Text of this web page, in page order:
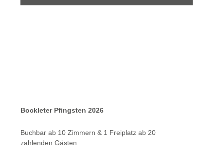
Bockleter Pfingsten 2026
Buchbar ab 10 Zimmern & 1 Freiplatz ab 20
zahlenden Gästen